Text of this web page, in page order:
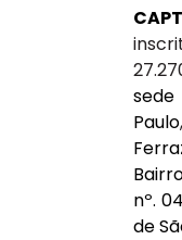
Paulo,
nº.
de